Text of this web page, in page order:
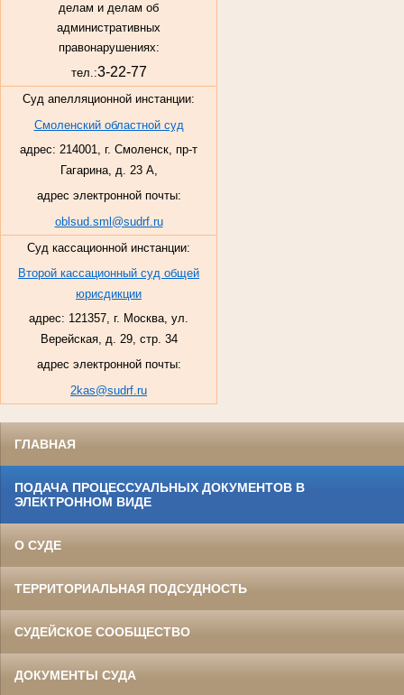
делам и делам об
административных
правонарушениях:
тел.:3-22-77
Суд апелляционной инстанции:
Смоленский областной суд
адрес: 214001, г. Смоленск, пр-т
Гагарина, д. 23 А,
адрес электронной почты:
oblsud.sml@sudrf.ru
Суд кассационной инстанции:
Второй кассационный суд общей
юрисдикции
адрес: 121357, г. Москва, ул.
Верейская, д. 29, стр. 34
адрес электронной почты:
2kas@sudrf.ru
ГЛАВНАЯ
ПОДАЧА ПРОЦЕССУАЛЬНЫХ ДОКУМЕНТОВ В
ЭЛЕКТРОННОМ ВИДЕ
О СУДЕ
ТЕРРИТОРИАЛЬНАЯ ПОДСУДНОСТЬ
СУДЕЙСКОЕ СООБЩЕСТВО
ДОКУМЕНТЫ СУДА